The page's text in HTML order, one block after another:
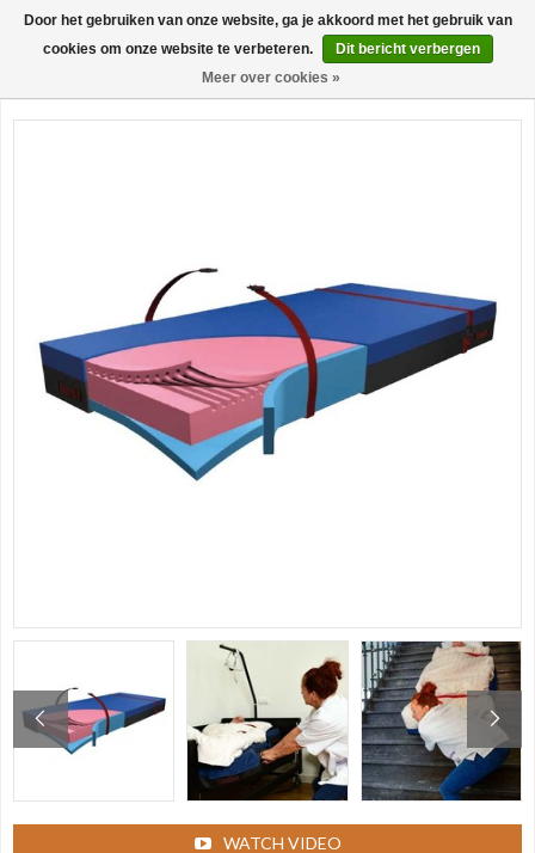
0
WATCH VIDEO
Door het gebruiken van onze website, ga je akkoord met het gebruik van
cookies om onze website te verbeteren.
Dit bericht verbergen
Meer over cookies »